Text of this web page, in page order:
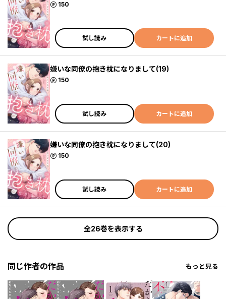
150
ポイント
試し読み カートに追加
嫌いな同僚の抱き枕になりまして(19)
150
ポイント
試し読み カートに追加
嫌いな同僚の抱き枕になりまして(20)
150
ポイント
試し読み カートに追加
全26巻を表示する
同じ作者の作品 もっと見る